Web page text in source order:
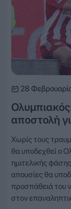
28
αποστολή
Χωρίς τους
θα υποδεχθεί ο
ημιτελικής
απουσίες θα
προσπάθειά του
στον